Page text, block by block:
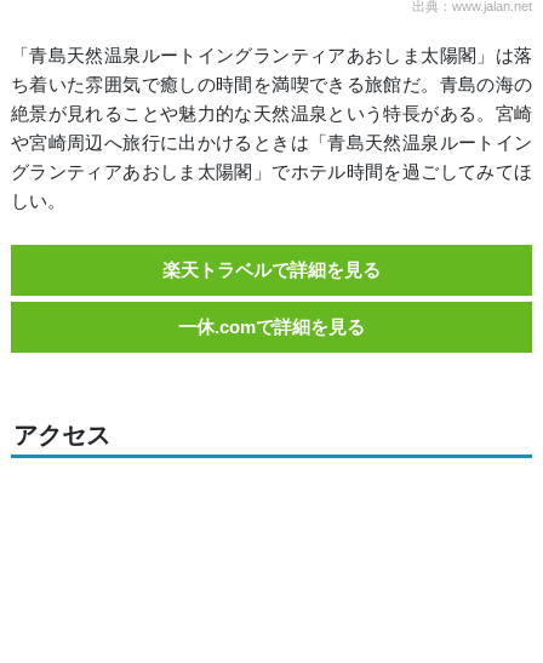
出典：www.jalan.net
「青島天然温泉ルートイングランティアあおしま太陽閣」は落
ち着いた雰囲気で癒しの時間を満喫できる旅館だ。青島の海の
絶景が見れることや魅力的な天然温泉という特長がある。宮崎
や宮崎周辺へ旅行に出かけるときは「青島天然温泉ルートイン
グランティアあおしま太陽閣」でホテル時間を過ごしてみてほ
しい。
楽天トラベルで詳細を見る
一休.comで詳細を見る
アクセス